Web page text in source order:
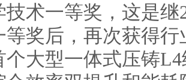
技术一等奖，这是
等奖后，再次获得
个大型一体式压铸